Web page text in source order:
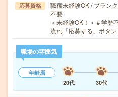
応募資格
職種未経験OK / ブラン
不要
＜未経験OK！＞＃学歴
流れ「応募する」ボタ
職場の雰囲気
年齢層
20代
30代